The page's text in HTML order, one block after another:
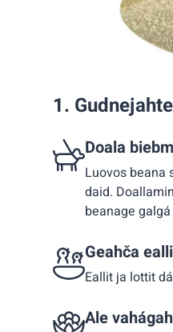
1.
Doala
Luovos beana
daid.
beanage
Geahča
Eallit ja lottit
Ale